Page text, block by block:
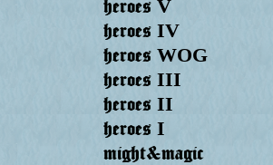
heroes V
heroes IV
heroes WOG
heroes III
heroes II
heroes I
might&magic